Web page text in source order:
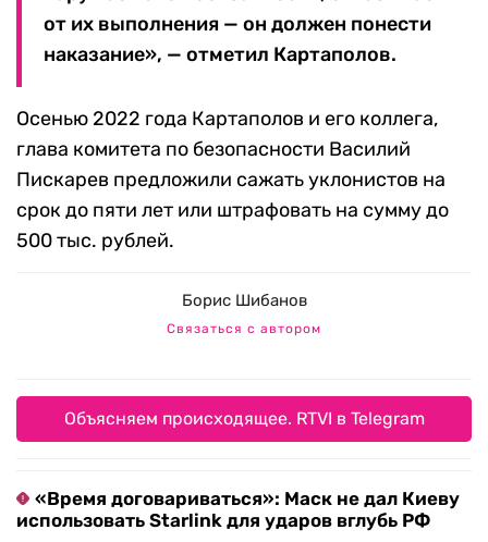
от их выполнения — он должен понести
наказание», — отметил Картаполов.
Осенью 2022 года Картаполов и его коллега,
глава комитета по безопасности Василий
Пискарев предложили сажать уклонистов на
срок до пяти лет или штрафовать на сумму до
500 тыс. рублей.
Борис Шибанов
Связаться с автором
Объясняем происходящее. RTVI в Telegram
«Время договариваться»: Маск не дал Киеву
использовать Starlink для ударов вглубь РФ